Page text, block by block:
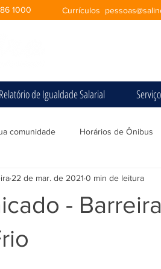
1000 Currículos
Relatório de Igualdade Salarial
comunidade Horários de Ônibus
-
22 de mar. de 2021 0 min de leitura
NaN de 5 estrelas.